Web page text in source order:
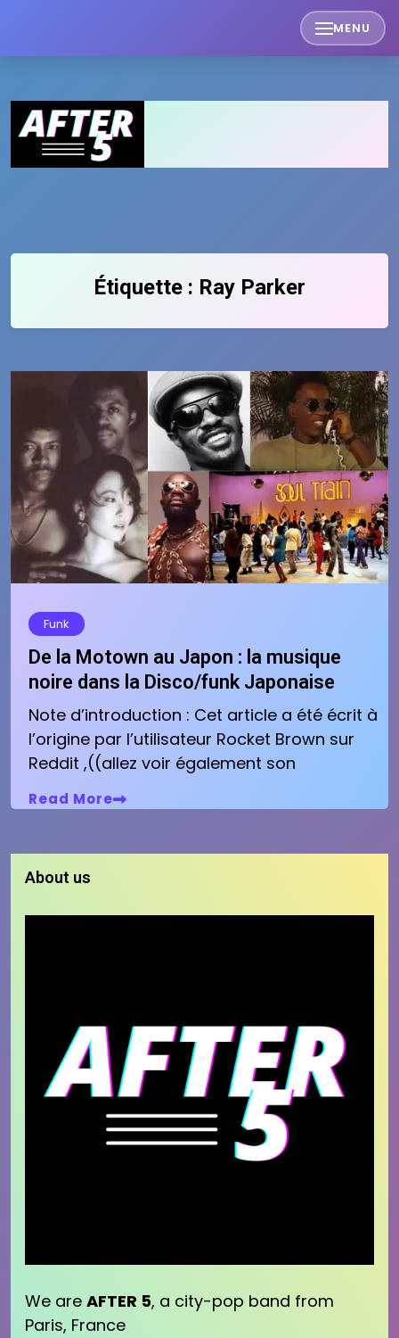
content
MENU
Étiquette : Ray Parker
Funk
De la Motown au Japon : la musique
noire dans la Disco/funk Japonaise
Note d’introduction : Cet article a été écrit à
l’origine par l’utilisateur Rocket Brown sur
Reddit ,((allez voir également son
Read More
About us
We are AFTER 5, a city-pop band from
Paris, France